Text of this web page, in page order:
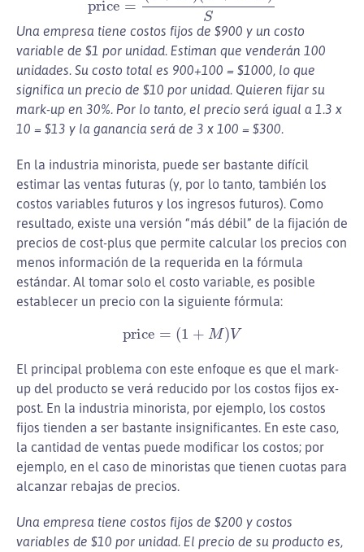
Una empresa tiene costos fijos de $900 y un costo
variable de $1 por unidad. Estiman que venderán 100
unidades. Su costo total es 900+100 = $1000, lo que
significa un precio de $10 por unidad. Quieren fijar su
mark-up en 30%. Por lo tanto, el precio será igual a 1.3 x
10 = $13 y la ganancia será de 3 x 100 = $300.
En la industria minorista, puede ser bastante difícil
estimar las ventas futuras (y, por lo tanto, también los
costos variables futuros y los ingresos futuros). Como
resultado, existe una versión “más débil” de la fijación de
precios de cost-plus que permite calcular los precios con
menos información de la requerida en la fórmula
estándar. Al tomar solo el costo variable, es posible
establecer un precio con la siguiente fórmula:
price=(1 + M)V
El principal problema con este enfoque es que el mark-
up del producto se verá reducido por los costos fijos ex-
post. En la industria minorista, por ejemplo, los costos
fijos tienden a ser bastante insignificantes. En este caso,
la cantidad de ventas puede modificar los costos; por
ejemplo, en el caso de minoristas que tienen cuotas para
alcanzar rebajas de precios.
Una empresa tiene costos fijos de $200 y costos
variables de $10 por unidad. El precio de su producto es,